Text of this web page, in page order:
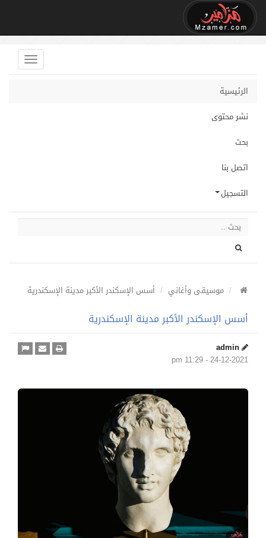
الرئيسية
نشر محتوى
بحث
اتصل بنا
التسجيل
موسيقى وأغاني أسس الإسكندر الأكبر مدينة الإسكندرية
أسس الإسكندر الأكبر مدينة الإسكندرية
admin
24-12-2021 - 11:29 pm